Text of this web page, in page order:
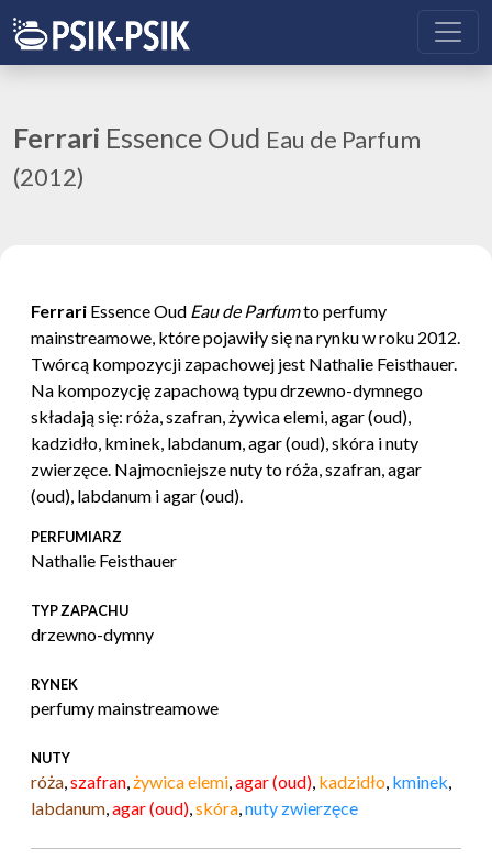
Ferrari Essence Oud Eau de Parfum
(2012)
Ferrari Essence Oud Eau de Parfumto perfumy
mainstreamowe, które pojawiły się na rynku w roku 2012.
Twórcą kompozycji zapachowej jest Nathalie Feisthauer.
Na kompozycję zapachową typu drzewno-dymnego
składają się: róża, szafran, żywica elemi, agar (oud),
kadzidło, kminek, labdanum, agar (oud), skóra i nuty
zwierzęce. Najmocniejsze nuty to róża, szafran, agar
(oud), labdanum i agar (oud).
PERFUMIARZ
Nathalie Feisthauer
TYP ZAPACHU
drzewno-dymny
RYNEK
perfumy mainstreamowe
NUTY
róża,szafran,żywica elemi,agar (oud), kadzidło, kminek,
labdanum,agar (oud),skóra,nuty zwierzęce